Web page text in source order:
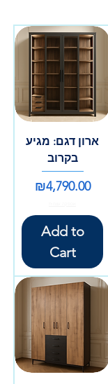
ארון דגם: מגיע
בקרוב
Price
₪4,790.00
Add to
Cart